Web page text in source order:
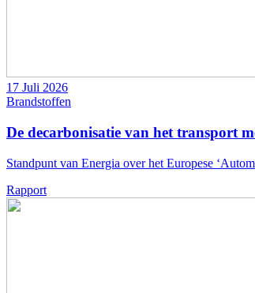
17 Juli 2026
Brandstoffen
De decarbonisatie van het transport
Standpunt van Energia over het Europese
Rapport